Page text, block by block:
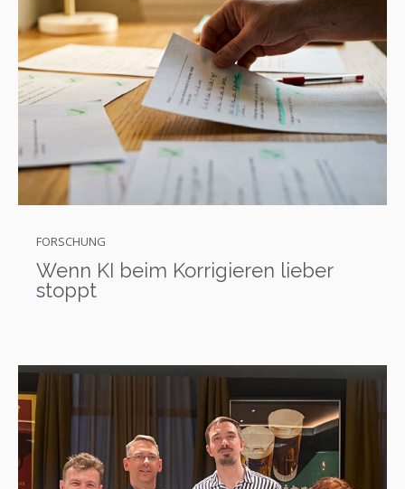
FORSCHUNG
Wenn KI beim Korrigieren lieber
stoppt